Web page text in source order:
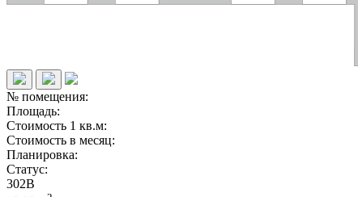
№ помещения:
Площадь:
Стоимость 1 кв.м:
Стоимость в месяц:
Планировка:
Статус:
302В